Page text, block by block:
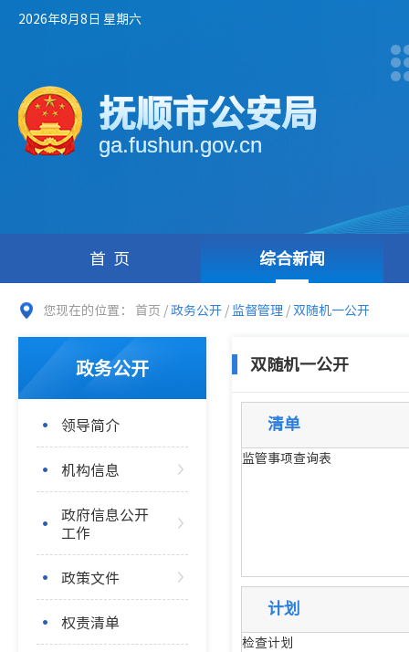
2026年8月8日 星期六
抚顺市公安局
ga.fushun.gov.cn
首页 综合新闻
您现在的位置： 首页 /政务公开 / 监督管理 /双随机一公开
政务公开
领导简介
机构信息
政府信息公开
工作
政策文件
权责清单
双随机一公开
清单
监管事项查询表
计划
检查计划